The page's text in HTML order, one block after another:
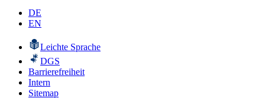
DE
EN
Leichte Sprache
DGS
Barrierefreiheit
Intern
Sitemap